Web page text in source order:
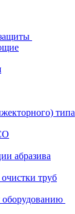
типа
абразива
труб
оборудованию